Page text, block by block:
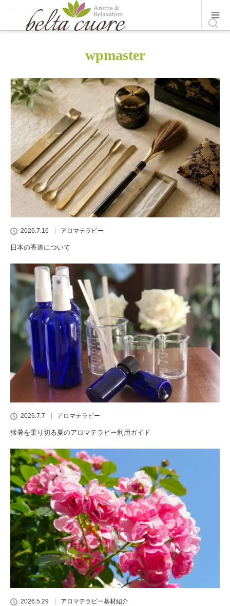
wpmaster
wpmaster
2026.7.16 アロマテラピー
日本の香道について
2026.7.7 アロマテラピー
猛暑を乗り切る夏のアロマテラピー利用ガイド
2026.5.29 アロマテラピー基材紹介